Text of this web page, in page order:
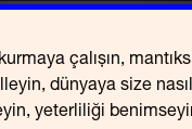
çalışın,
dünyaya size nasıl
yeterliliği